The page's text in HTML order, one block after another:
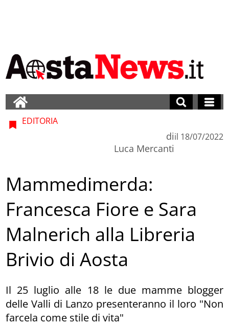
EDITORIA
di
Luca Mercanti
il 18/07/2022
Mammedimerda:
Francesca Fiore e Sara
Malnerich alla Libreria
Brivio di Aosta
Il 25 luglio alle 18 le due mamme blogger
delle Valli di Lanzo presenteranno il loro "Non
farcela come stile di vita"